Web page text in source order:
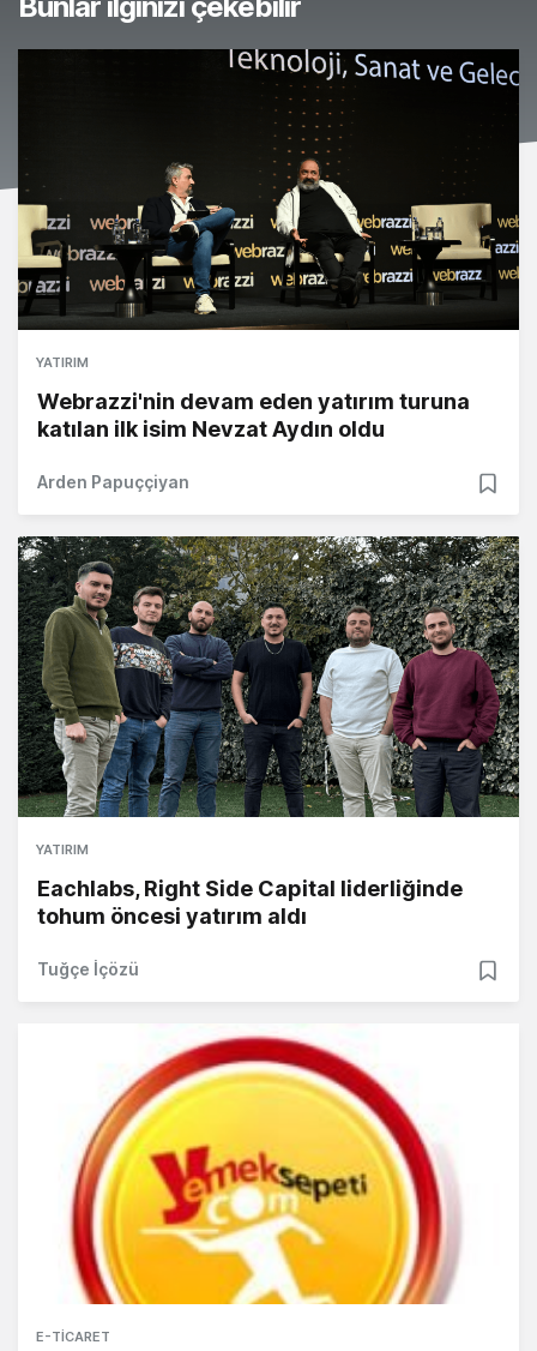
YATIRIM
Webrazzi'nin devam eden yatırım turuna
katılan ilk isim Nevzat Aydın oldu
Arden Papuççiyan
YATIRIM
Eachlabs, Right Side Capital liderliğinde
tohum öncesi yatırım aldı
Tuğçe İçözü
E-TICARET